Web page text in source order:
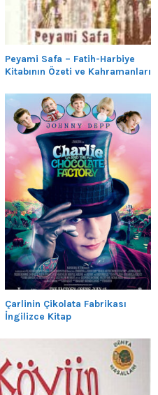
Peyami Safa – Fatih-Harbiye
Kitabının Özeti ve Kahramanları
Çarlinin Çikolata Fabrikası
İngilizce Kitap